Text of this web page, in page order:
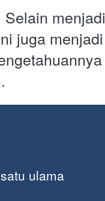
menjadi
juga menjadi
.
ulama